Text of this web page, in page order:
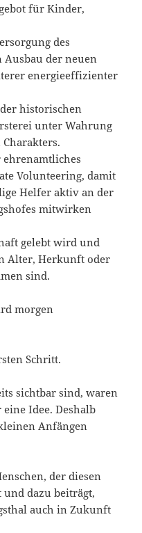
für Kinder,
des
Ausbau der neuen
energieeffizienter
historischen
unter Wahrung
Volunteering, damit
Helfer aktiv an der
mitwirken
gelebt wird und
Alter, Herkunft oder
sind.
morgen
Schritt.
sichtbar sind, waren
Idee. Deshalb
Anfängen
der diesen
und dazu beiträgt,
auch in Zukunft